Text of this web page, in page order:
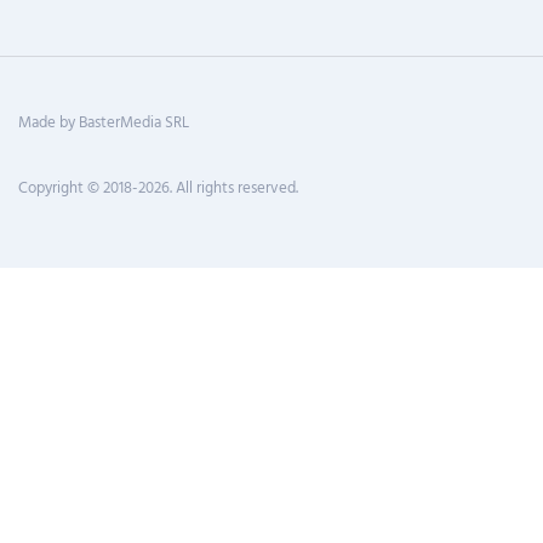
Made by BasterMedia SRL
Copyright © 2018-2026. All rights reserved.